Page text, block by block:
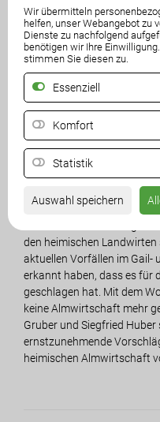
Wir übermitteln
helfen, unser Webangebot zu
Dienste zu nachfolgend
benötigen wir Ihre
stimmen Sie diesen zu.
Essenziell
Komfort
Statistik
Auswahl speichern
für alle Wölfe!“ Angerer
Losung in der Praxis für
ob es sich nun um einen
Auch der freiheitliche
Landwirtschaftskammer
Vorschläge Grubers nur
und Unabhängigen
eine Sondersitzung der
Landwirtschaftskammer
wird am 27.
einfordern, dass es eine
Wölfe geben muss. Man
den heimischen
aktuellen Vorfällen im Gail-
erkannt haben, dass es für
geschlagen hat. Mit dem
keine Almwirtschaft mehr
Gruber und Siegfried
ernstzunehmende
heimischen Almwirtschaft